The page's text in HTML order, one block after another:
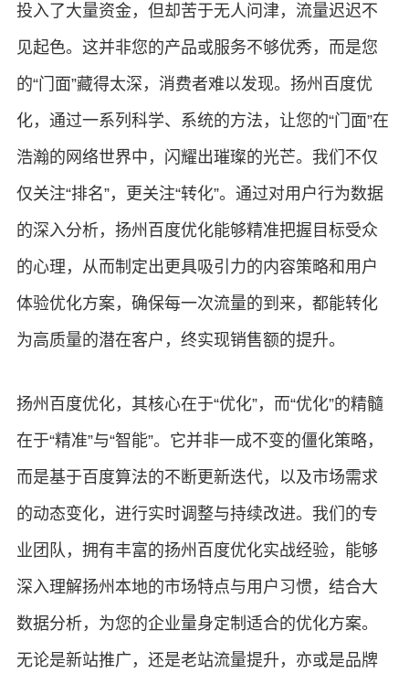
投入了大量资金，但却苦于无人问津，流量迟迟不
见起色。这并非您的产品或服务不够优秀，而是您
的“门面”藏得太深，消费者难以发现。扬州百度优
化，通过一系列科学、系统的方法，让您的“门面”在
浩瀚的网络世界中，闪耀出璀璨的光芒。我们不仅
仅关注“排名”，更关注“转化”。通过对用户行为数据
的深入分析，扬州百度优化能够精准把握目标受众
的心理，从而制定出更具吸引力的内容策略和用户
体验优化方案，确保每一次流量的到来，都能转化
为高质量的潜在客户，终实现销售额的提升。
扬州百度优化，其核心在于“优化”，而“优化”的精髓
在于“精准”与“智能”。它并非一成不变的僵化策略，
而是基于百度算法的不断更新迭代，以及市场需求
的动态变化，进行实时调整与持续改进。我们的专
业团队，拥有丰富的扬州百度优化实战经验，能够
深入理解扬州本地的市场特点与用户习惯，结合大
数据分析，为您的企业量身定制适合的优化方案。
无论是新站推广，还是老站流量提升，亦或是品牌